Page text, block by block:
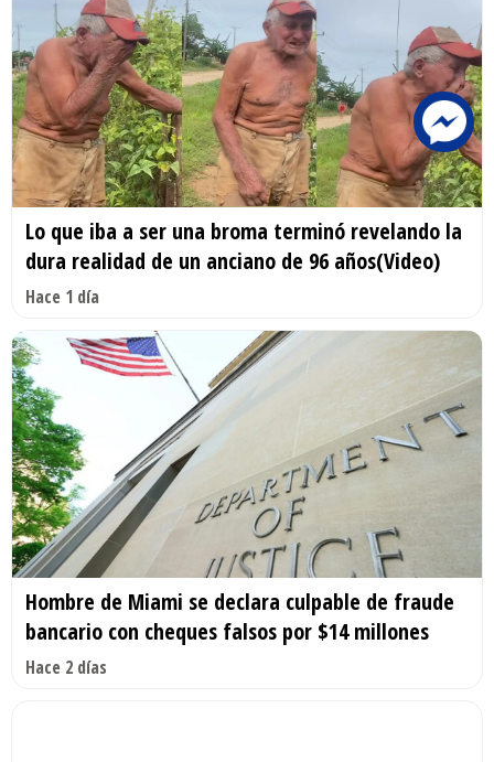
Lo que iba a ser una broma terminó revelando la
dura realidad de un anciano de 96 años(Video)
Hace 1 día
Hombre de Miami se declara culpable de fraude
bancario con cheques falsos por $14 millones
Hace 2 días